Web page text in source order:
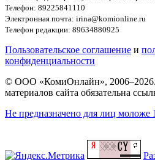
Телефон: 89225841110
Электронная почта: irina@komionline.ru
Телефон редакции: 89634880925
Пользовательское соглашение и
конфиденциальности
© ООО «КомиОнлайн»,
материалов сайта обязательна
Не предназначено для лиц моложе